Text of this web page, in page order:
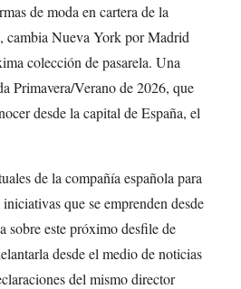
de moda en cartera de la
cambia Nueva York por Madrid
colección de pasarela. Una
Primavera/Verano de 2026, que
desde la capital de España, el
de la compañía española para
que se emprenden desde
sobre este próximo desfile de
desde el medio de noticias
del mismo director